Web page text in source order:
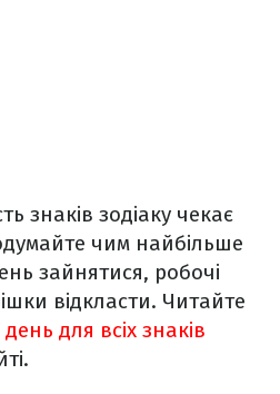
знаків зодіаку чекає
чим найбільше
зайнятися, робочі
відкласти. Читайте
для всіх знаків